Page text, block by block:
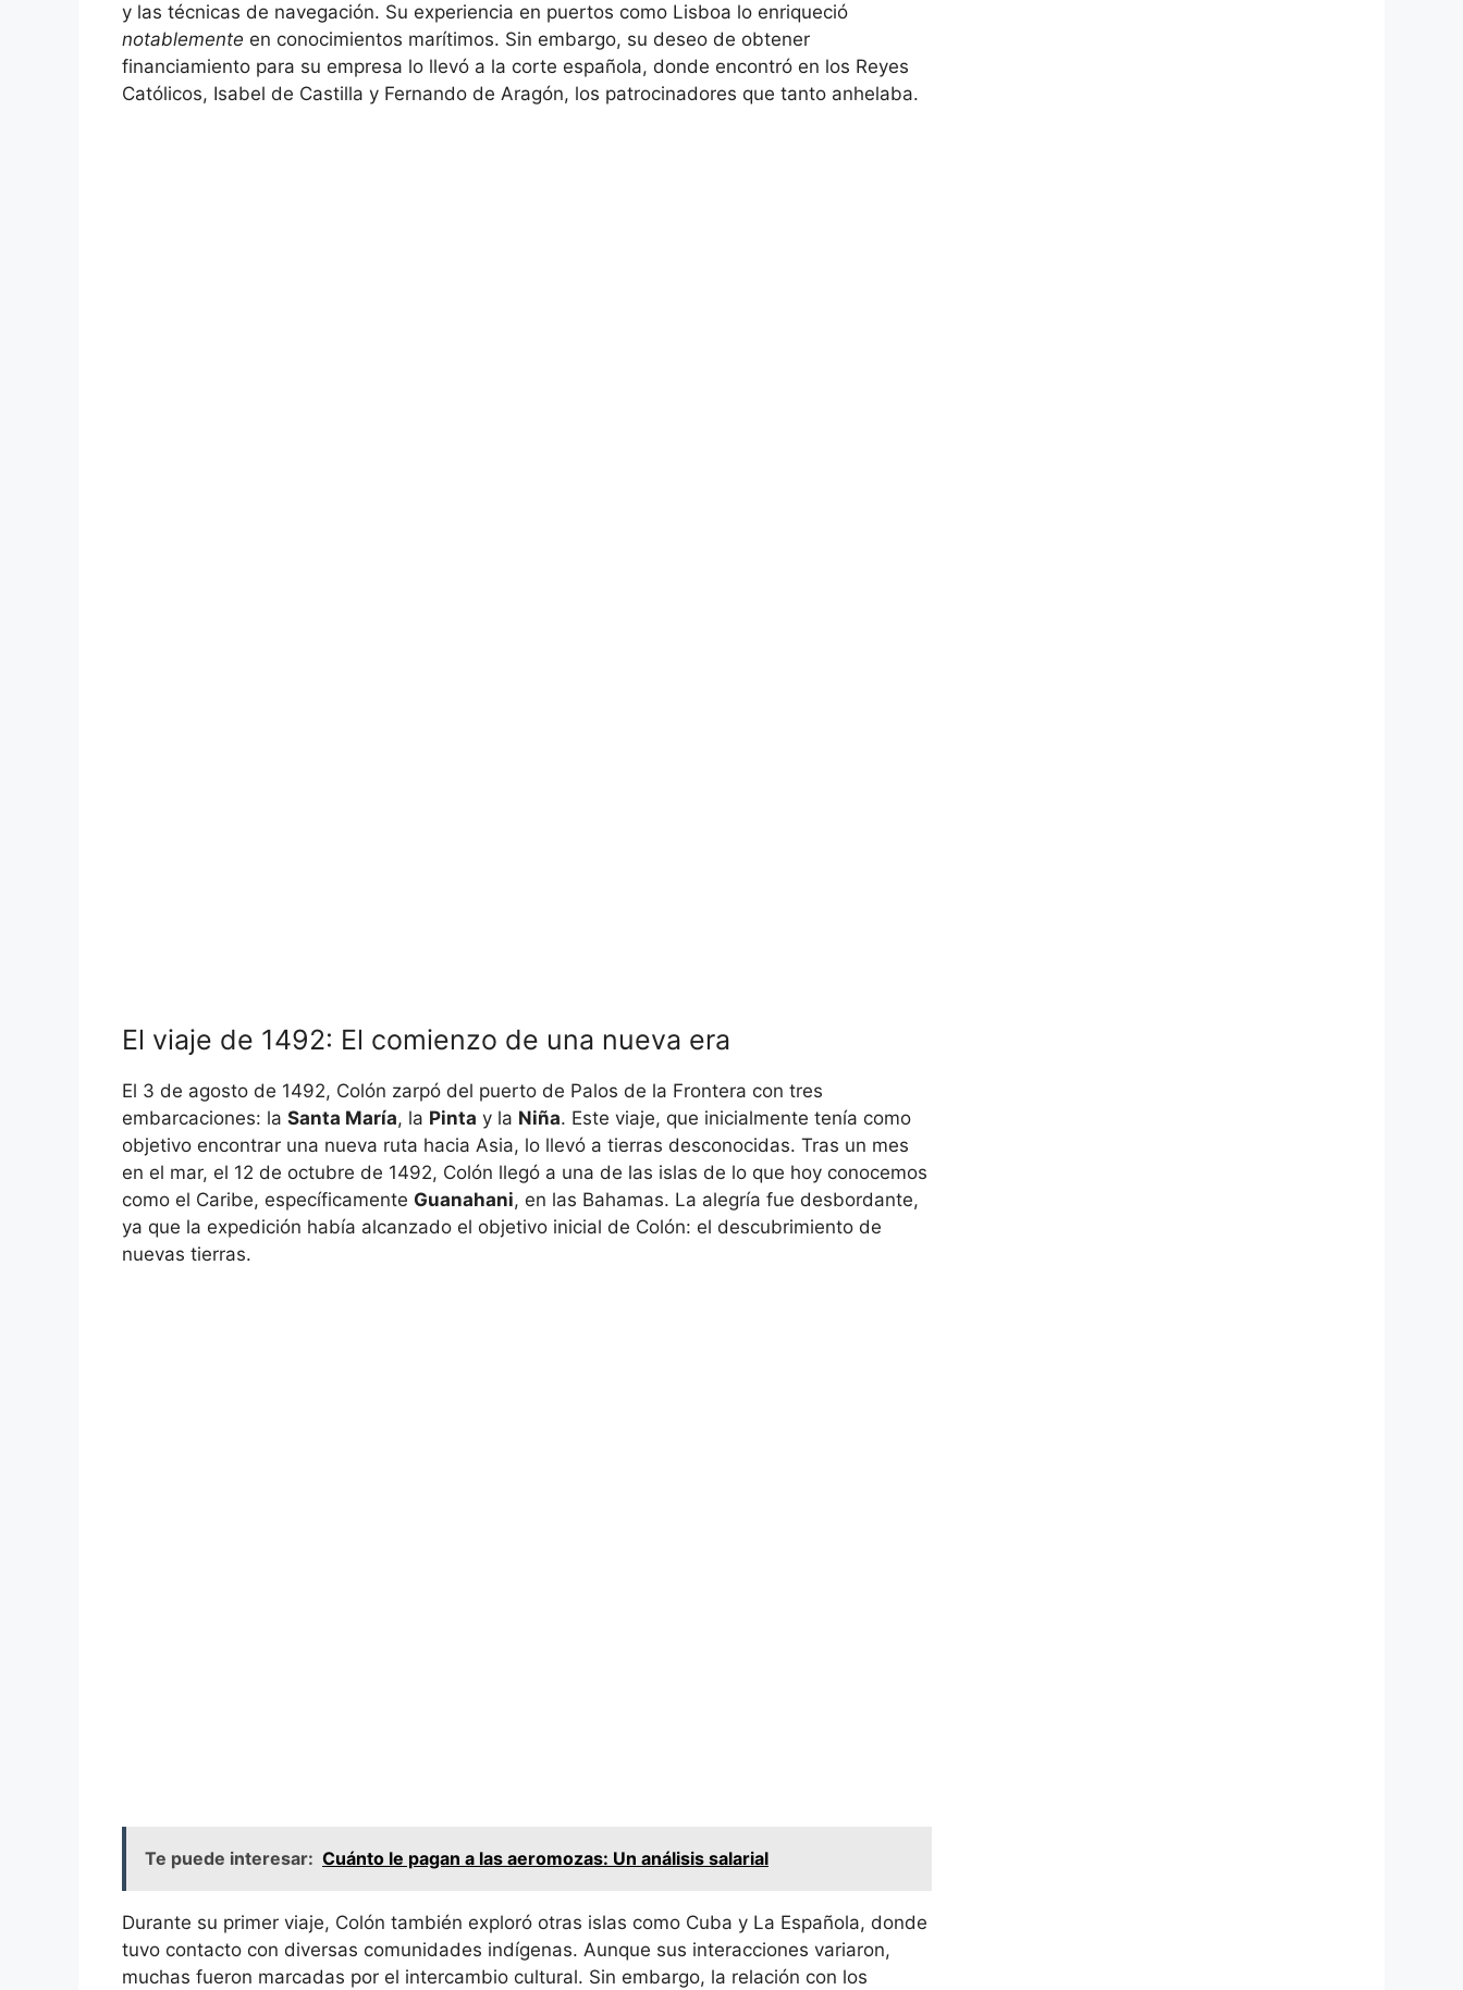
y las técnicas de navegación. Su experiencia en puertos como Lisboa lo enriqueció
notablemente en conocimientos marítimos. Sin embargo, su deseo de obtener
financiamiento para su empresa lo llevó a la corte española, donde encontró en los Reyes
Católicos, Isabel de Castilla y Fernando de Aragón, los patrocinadores que tanto anhelaba.
El viaje de 1492: El comienzo de una nueva era
El 3 de agosto de 1492, Colón zarpó del puerto de Palos de la Frontera con tres
embarcaciones: la Santa María, la Pinta y la Niña. Este viaje, que inicialmente tenía como
objetivo encontrar una nueva ruta hacia Asia, lo llevó a tierras desconocidas. Tras un mes
en el mar, el 12 de octubre de 1492, Colón llegó a una de las islas de lo que hoy conocemos
como el Caribe, específicamente Guanahani, en las Bahamas. La alegría fue desbordante,
ya que la expedición había alcanzado el objetivo inicial de Colón: el descubrimiento de
nuevas tierras.
Te puede interesar: Cuánto le pagan a las aeromozas: Un análisis salarial
Durante su primer viaje, Colón también exploró otras islas como Cuba y La Española, donde
tuvo contacto con diversas comunidades indígenas. Aunque sus interacciones variaron,
muchas fueron marcadas por el intercambio cultural. Sin embargo, la relación con los